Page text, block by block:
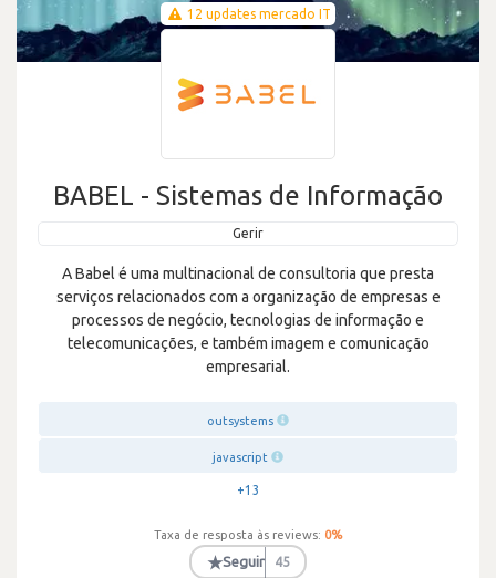
12 updates mercado IT
BABEL - Sistemas de Informação
Gerir
A Babel é uma multinacional de consultoria que presta
serviços relacionados com a organização de empresas e
processos de negócio, tecnologias de informação e
telecomunicações, e também imagem e comunicação
empresarial.
outsystems
javascript
+13
Taxa de resposta às reviews: 0%
★Seguir 45